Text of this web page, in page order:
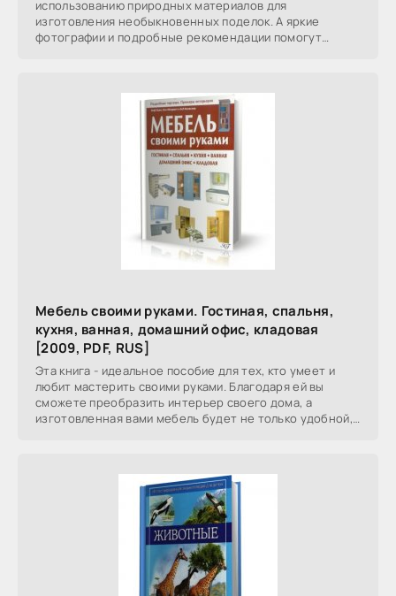
использованию природных материалов для
изготовления необыкновенных поделок. А яркие
фотографии и подробные рекомендации помогут
Мебель своими руками. Гостиная, спальня,
кухня, ванная, домашний офис, кладовая
[2009, PDF, RUS]
Эта книга - идеальное пособие для тех, кто умеет и
любит мастерить своими руками. Благодаря ей вы
сможете преобразить интерьер своего дома, а
изготовленная вами мебель будет не только удобной,